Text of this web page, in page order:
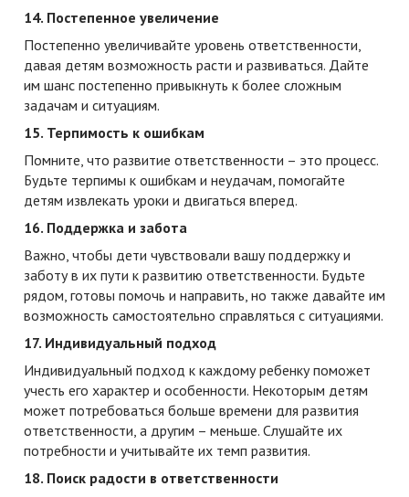
14. Постепенное увеличение
Постепенно увеличивайте уровень ответственности,
давая детям возможность расти и развиваться. Дайте
им шанс постепенно привыкнуть к более сложным
задачам и ситуациям.
15. Терпимость к ошибкам
Помните, что развитие ответственности – это процесс.
Будьте терпимы к ошибкам и неудачам, помогайте
детям извлекать уроки и двигаться вперед.
16. Поддержка и забота
Важно, чтобы дети чувствовали вашу поддержку и
заботу в их пути к развитию ответственности. Будьте
рядом, готовы помочь и направить, но также давайте им
возможность самостоятельно справляться с ситуациями.
17. Индивидуальный подход
Индивидуальный подход к каждому ребенку поможет
учесть его характер и особенности. Некоторым детям
может потребоваться больше времени для развития
ответственности, а другим – меньше. Слушайте их
потребности и учитывайте их темп развития.
18. Поиск радости в ответственности